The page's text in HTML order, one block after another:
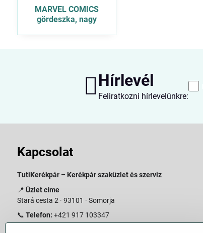
MARVEL COMICS
gördeszka, nagy
Hírlevél
Feliratkozni hírlevelünkre:
Kapcsolat
TutiKerékpár – Kerékpár szaküzlet és szerviz
📍 Üzlet címe
Stará cesta 2 · 93101 · Somorja
📞 Telefon: +421 917 103347